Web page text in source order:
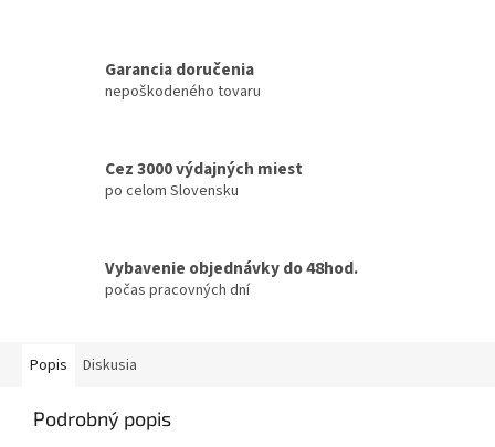
Garancia doručenia
nepoškodeného tovaru
Cez 3000 výdajných miest
po celom Slovensku
Vybavenie objednávky do 48hod.
počas pracovných dní
Popis Diskusia
Podrobný popis